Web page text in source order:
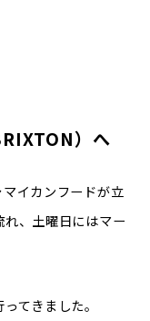
）へ
イカンフードが立
、土曜日にはマー
てきました。